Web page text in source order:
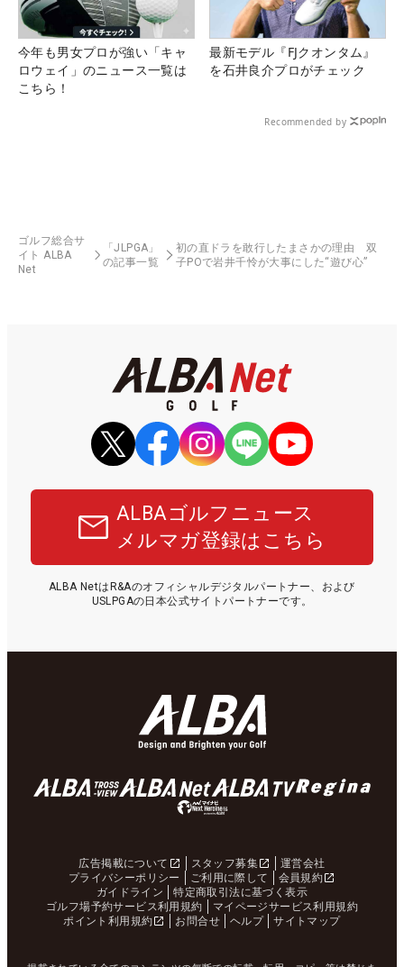
今年も男女プロが強い「キャ
ロウェイ」のニュース一覧は
こちら！
最新モデル『FJクオンタム』
を石井良介プロがチェック
Recommended by
ゴルフ総合サ
イト ALBA
Net
「JLPGA」
の記事一覧
初の直ドラを敢行したまさかの理由 双
子POで岩井千怜が大事にした“遊び心”
ALBAゴルフニュース
メルマガ登録はこちら
ALBA NetはR&Aのオフィシャルデジタルパートナー、および
USLPGAの日本公式サイトパートナーです。
広告掲載について スタッフ募集
運営会社
プライバシーポリシー
ご利用に際して
会員規約
ガイドライン
特定商取引法に基づく表示
ゴルフ場予約サービス利用規約
マイページサービス利用規約
ポイント利用規約
お問合せ ヘルプ サイトマップ